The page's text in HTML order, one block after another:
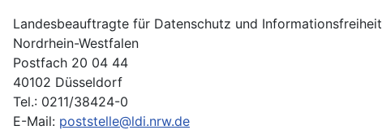
Landesbeauftragte für Datenschutz und Informationsfreiheit
Nordrhein-Westfalen
Postfach 20 04 44
40102 Düsseldorf
Tel.: 0211/38424-0
E-Mail: poststelle@ldi.nrw.de